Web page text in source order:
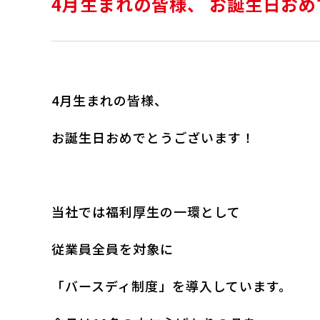
4月生まれの皆様、
お誕生日おめでとうございます！
当社では福利厚生の一環として
従業員全員を対象に
「バースディ制度」を導入しています。